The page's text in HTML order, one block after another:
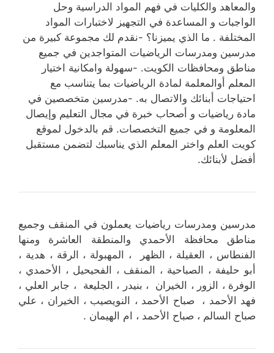
والمعاهد والكليات في فهم المواد الدراسية وحل
الواجبات و المساعدة في التجهيز لاختبارات المواد
المختلفة . ما الذي يميزنا؟ -نقدم لك مجموعة كبيرة من
مدرسين ومدرسات الرياضيات المتواجدين في جميع
مناطق ومحافظات الكويت. -سهولة وامكانية اختيار
المعلم أوالمعلمة لمادة الرياضيات بما يتناسب مع
احتياجات أبنائك والاتصال به. -مدرسين متخصصين في
مادة رياضيات و أصحاب خبرة في مجال التعليم وإيصال
المعلومة و في جميع التخصصات. قم بالدخول لموقع
كويت العلم واختر المعلم الذي يناسبك لتضمن مستقبل
أفضل لأبنائك.
مدرسين ومدرسات رياضيات يعملون في المنقف وجميع
مناطق محافظة الأحمدي والمنطقة العاشرة ومنها
الفنطاس ، العقيلة ، الظهر ، المهبولة ، الرقة ، هدية ،
أبو حليفة ، الصباحية ، المنقف ، الفحيحيل ، الأحمدي ،
الوفرة ، الزور ، الخيران ، بنيدر ، الجليعة ، جابر العلي ،
فهد الأحمد ، صباح الأحمد ، النويصيب ، الخيران ، علي
صباح السالم ، صباح الأحمد ، ام الهيمان .